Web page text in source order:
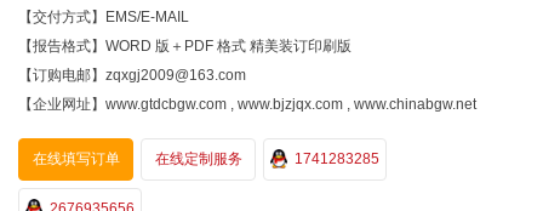
【交付方式】EMS/E-MAIL
【报告格式】WORD 版＋PDF 格式 精美装订印刷版
【订购电邮】zqxgj2009@163.com
【企业网址】www.gtdcbgw.com , www.bjzjqx.com , www.chinabgw.net
在线填写订单 在线定制服务 1741283285